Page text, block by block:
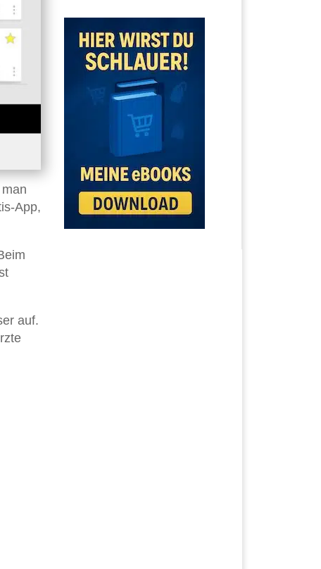
App,
auf.